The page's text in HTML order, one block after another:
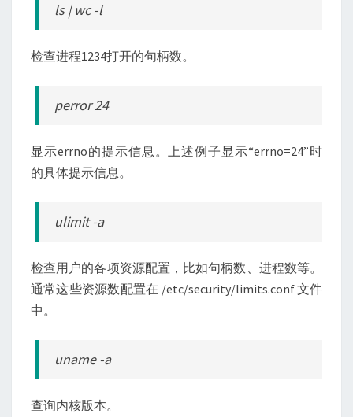
ls | wc -l
检查进程1234打开的句柄数。
perror 24
显示errno的提示信息。上述例子显示“errno=24”时
的具体提示信息。
ulimit -a
检查用户的各项资源配置，比如句柄数、进程数等。
通常这些资源数配置在 /etc/security/limits.conf 文件
中。
uname -a
查询内核版本。